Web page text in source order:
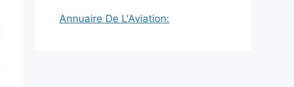
Annuaire De L'Aviation: